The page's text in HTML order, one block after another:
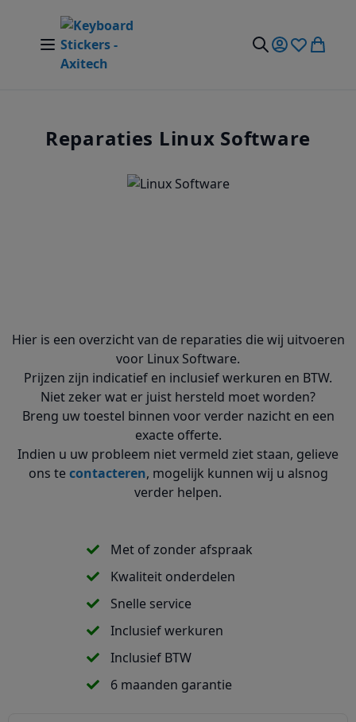
Ga naar de inhoud
Nav Aan/Uit Schakelen Mijn account
Verlanglijst
Reparaties Linux Software
Hier is een overzicht van de reparaties die wij uitvoeren
voor Linux Software.
Prijzen zijn indicatief en inclusief werkuren en BTW.
Niet zeker wat er juist hersteld moet worden?
Breng uw toestel binnen voor verder nazicht en een
exacte offerte.
Indien u uw probleem niet vermeld ziet staan, gelieve
ons tecontacteren, mogelijk kunnen wij u alsnog
verder helpen.
Met of zonder afspraak
Kwaliteit onderdelen
Snelle service
Inclusief werkuren
Inclusief BTW
6 maanden garantie